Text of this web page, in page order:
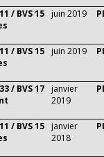
/ BVS 15
juin 2019
/ BVS 15
juin 2019
/ BVS 17
janvier
2019
/ BVS 15
janvier
2018